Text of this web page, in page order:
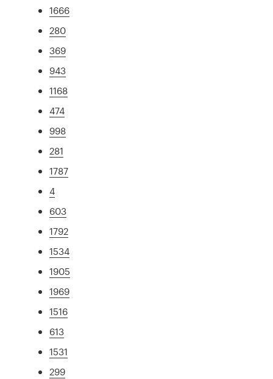
1666
280
369
943
1168
474
998
281
1787
4
603
1792
1534
1905
1969
1516
613
1531
299